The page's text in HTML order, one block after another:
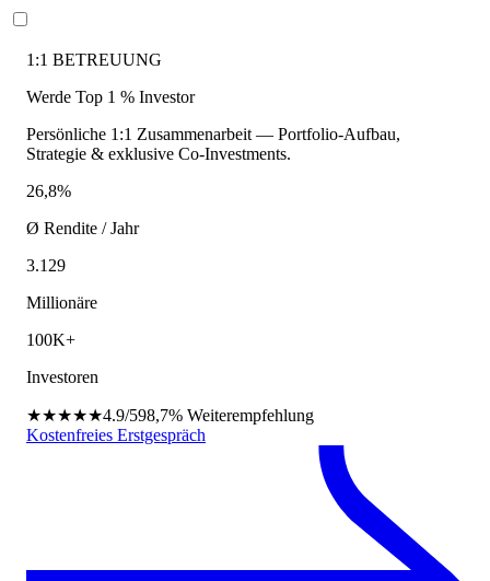
1:1 BETREUUNG
Werde Top 1 % Investor
Persönliche 1:1 Zusammenarbeit — Portfolio-Aufbau,
Strategie & exklusive Co-Investments.
26,8%
Ø Rendite / Jahr
3.129
Millionäre
100K+
Investoren
★★★★★4.9/598,7% Weiterempfehlung
Kostenfreies Erstgespräch